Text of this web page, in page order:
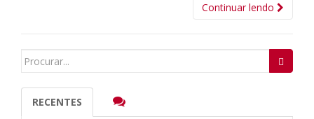
Continuar lendo
Search
RECENTES